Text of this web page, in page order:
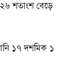
শতাংশ বেড়ে
১৭ দশমিক ১